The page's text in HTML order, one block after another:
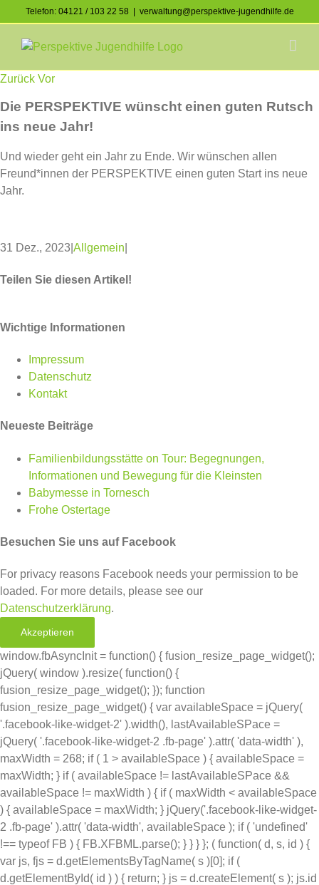
to
content
Telefon: 04121 / 103 22 58
verwaltung@perspektive-jugendhilfe.de
Facebook
Instagram
Zurück Vor
Die PERSPEKTIVE wünscht einen guten Rutsch
ins neue Jahr!
Und wieder geht ein Jahr zu Ende. Wir wünschen allen
Freund*innen der PERSPEKTIVE einen guten Start ins neue
Jahr.
31 Dez., 2023 Allgemein
Teilen Sie diesen Artikel!
Wichtige Informationen
Impressum
Datenschutz
Kontakt
Neueste Beiträge
Familienbildungsstätte on Tour: Begegnungen,
Informationen und Bewegung für die Kleinsten
Babymesse in Tornesch
Frohe Ostertage
Besuchen Sie uns auf Facebook
For privacy reasons Facebook needs your permission to be
loaded. For more details, please see our
Datenschutzerklärung.
Akzeptieren
window.fbAsyncInit = function() { fusion_resize_page_widget();
jQuery( window ).resize( function() {
fusion_resize_page_widget(); }); function
fusion_resize_page_widget() { var availableSpace = jQuery(
'.facebook-like-widget-2' ).width(), lastAvailableSPace =
jQuery( '.facebook-like-widget-2 .fb-page' ).attr( 'data-width' ),
maxWidth = 268; if ( 1 > availableSpace ) { availableSpace =
maxWidth; } if ( availableSpace != lastAvailableSPace &&
availableSpace != maxWidth ) { if ( maxWidth < availableSpace
) { availableSpace = maxWidth; } jQuery('.facebook-like-widget-
2 .fb-page' ).attr( 'data-width', availableSpace ); if ( 'undefined'
!== typeof FB ) { FB.XFBML.parse(); } } } }; ( function( d, s, id ) {
var js, fjs = d.getElementsByTagName( s )[0]; if (
d.getElementById( id ) ) { return; } js = d.createElement( s ); js.id